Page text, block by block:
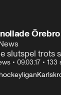
slutspel trots
• 09.03.17 • 133